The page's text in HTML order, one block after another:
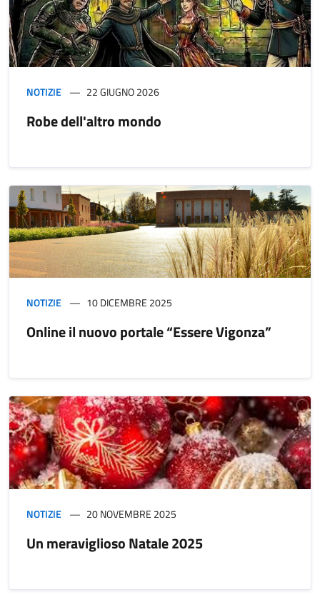
NOTIZIE 22 GIUGNO 2026
Robe dell'altro mondo
NOTIZIE 10 DICEMBRE 2025
Online il nuovo portale “Essere Vigonza”
NOTIZIE 20 NOVEMBRE 2025
Un meraviglioso Natale 2025